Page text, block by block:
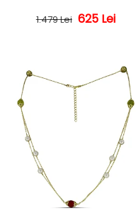
Preț obișnuit
1.479 Lei Preț redus
625 Lei